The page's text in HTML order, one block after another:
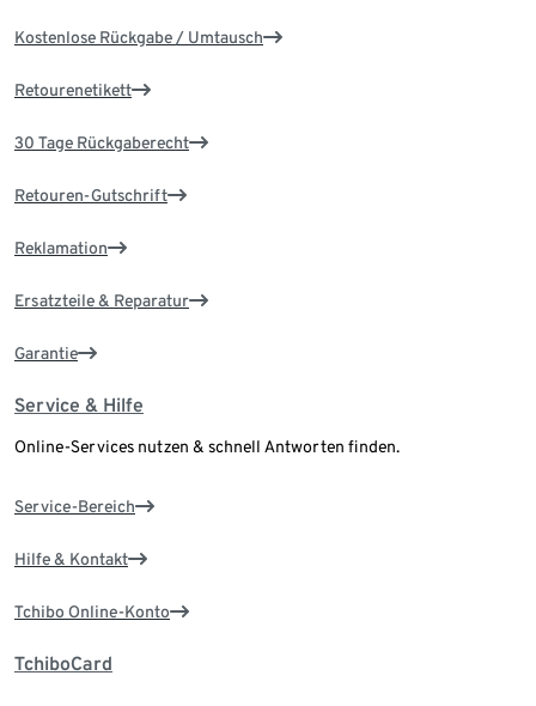
Kostenlose Rückgabe / Umtausch
Retourenetikett
30 Tage Rückgaberecht
Retouren-Gutschrift
Reklamation
Ersatzteile & Reparatur
Garantie
Service & Hilfe
Online-Services nutzen & schnell Antworten finden.
Service-Bereich
Hilfe & Kontakt
Tchibo Online-Konto
TchiboCard